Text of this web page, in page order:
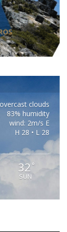
overcast clouds
83% humidity
wind: 2m/s E
H 28 • L 28
32 °
SUN